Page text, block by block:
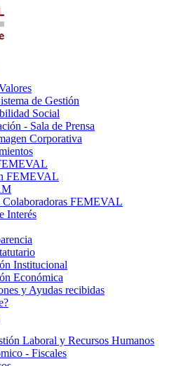
de Gestión
Social
- Sala de Prensa
Corporativa
FEMEVAL
Colaboradoras FEMEVAL
Interés
Institucional
Económica
y Ayudas recibidas
Laboral y Recursos Humanos
- Fiscales